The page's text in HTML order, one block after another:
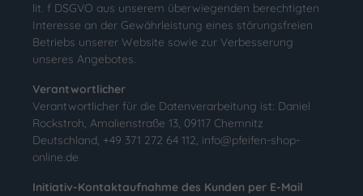
lit. f DSGVO aus unserem überwiegenden berechtigten
Interesse an der Gewährleistung eines störungsfreien
Betriebs unserer Website sowie zur Verbesserung
unseres Angebotes.
Verantwortlicher
Verantwortlicher für die Datenverarbeitung ist: Daniel
Rockstroh, Amalienstraße 13, 09117 Chemnitz
Deutschland, +49 371 272 64 112, info@pfeifen-shop-
online.de
Initiativ-Kontaktaufnahme des Kunden per E-Mail